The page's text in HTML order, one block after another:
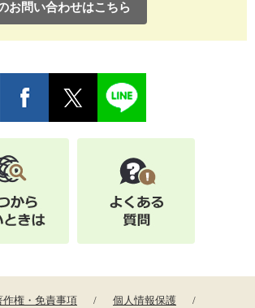
お問い合わせはこちら
作権・免責事項
個人情報保護